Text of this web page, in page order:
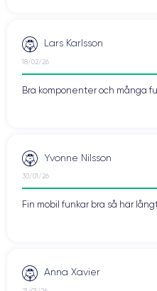
Lars Karlsson
18/02/26
Bra komponenter och många
Yvonne Nilsson
30/01/26
Fin mobil funkar bra så här
Anna Xavier